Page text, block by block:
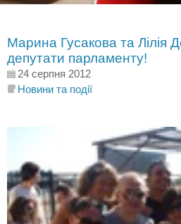
Марина Гусакова та Лілія
депутати парламенту!
24 серпня 2012
Новини та події